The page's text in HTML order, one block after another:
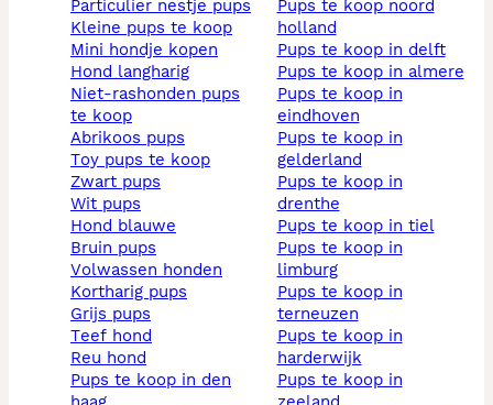
particulier nestje pups
kleine pups te koop
mini hondje kopen
hond langharig
niet-rashonden pups
te koop
abrikoos pups
toy pups te koop
zwart pups
wit pups
hond blauwe
bruin pups
volwassen honden
kortharig pups
grijs pups
teef hond
reu hond
pups te koop in den
pups te koop noord
holland
pups te koop in delft
pups te koop in almere
pups te koop in
eindhoven
pups te koop in
gelderland
pups te koop in
drenthe
pups te koop in tiel
pups te koop in
limburg
pups te koop in
terneuzen
pups te koop in
harderwijk
pups te koop in